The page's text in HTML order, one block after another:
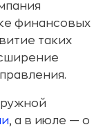
финансовых
таких
, а в июле — о